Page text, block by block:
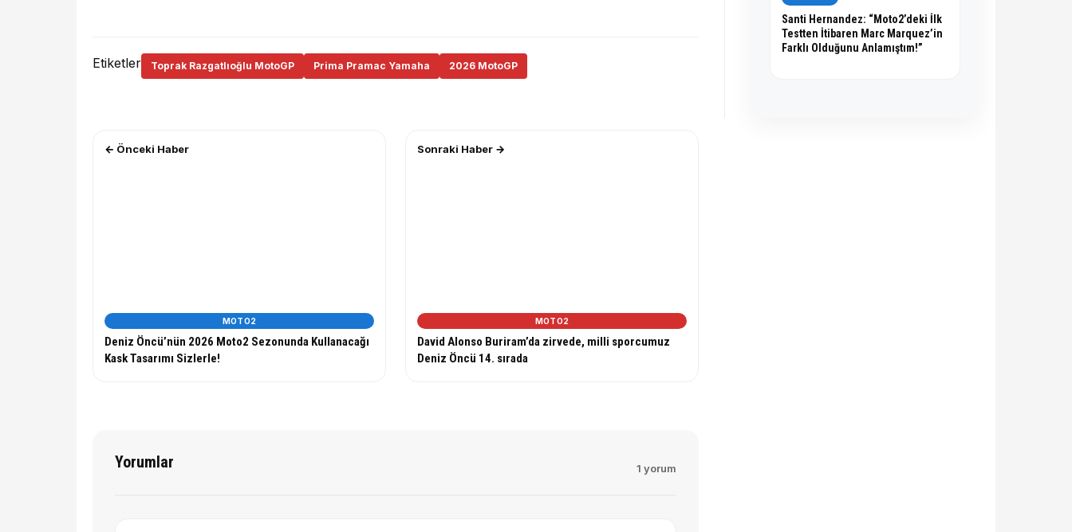
Etiketler Toprak Razgatlıoğlu MotoGP Prima Pramac Yamaha 2026 MotoGP
← Önceki Haber
MOTO2
Deniz Öncü’nün 2026 Moto2 Sezonunda Kullanacağı
Kask Tasarımı Sizlerle!
Sonraki Haber →
MOTO2
David Alonso Buriram’da zirvede, milli sporcumuz
Deniz Öncü 14. sırada
Yorumlar 1 yorum
Santi Hernandez: “Moto2’deki İlk
Testten İtibaren Marc Marquez’in
Farklı Olduğunu Anlamıştım!”